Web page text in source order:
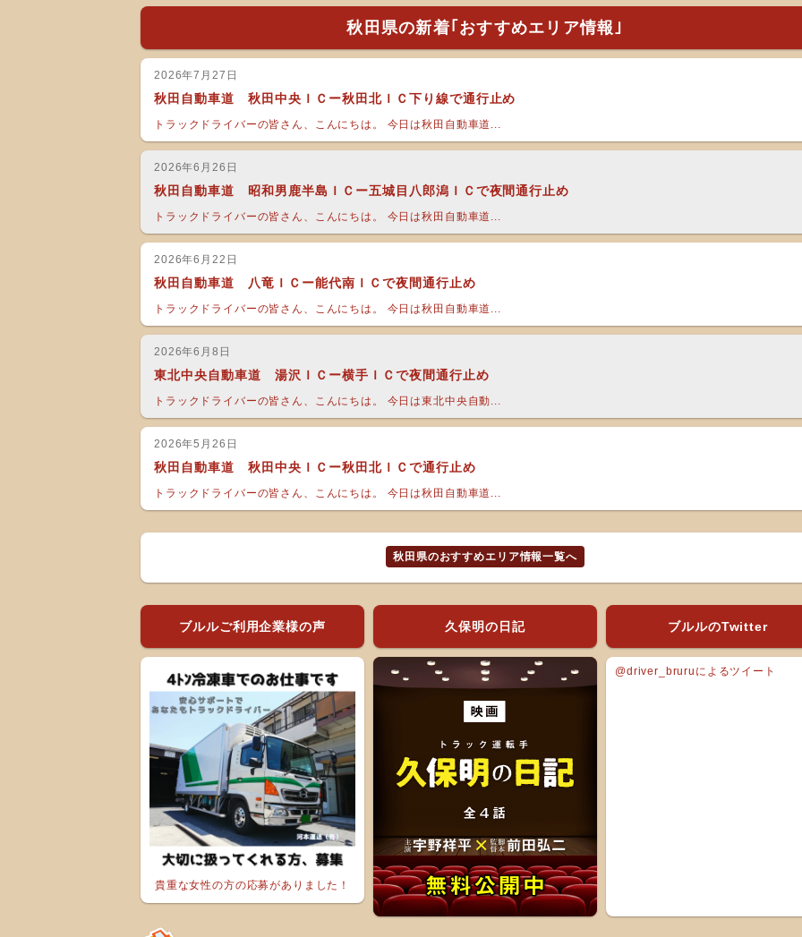
秋田県の新着｢おすすめエリア情報｣
2026年7月27日
秋田自動車道 秋田中央ＩＣー秋田北ＩＣ下り線で通行止め
トラックドライバーの皆さん、こんにちは。 今日は秋田自動車道...
2026年6月26日
秋田自動車道 昭和男鹿半島ＩＣー五城目八郎潟ＩＣで夜間通行止め
トラックドライバーの皆さん、こんにちは。 今日は秋田自動車道...
2026年6月22日
秋田自動車道 八竜ＩＣー能代南ＩＣで夜間通行止め
トラックドライバーの皆さん、こんにちは。 今日は秋田自動車道...
2026年6月8日
東北中央自動車道 湯沢ＩＣー横手ＩＣで夜間通行止め
トラックドライバーの皆さん、こんにちは。 今日は東北中央自動...
2026年5月26日
秋田自動車道 秋田中央ＩＣー秋田北ＩＣで通行止め
トラックドライバーの皆さん、こんにちは。 今日は秋田自動車道...
秋田県のおすすめエリア情報一覧へ
ブルルご利用企業様の声
貴重な女性の方の応募がありました！
久保明の日記 ブルルのTwitter
@driver_bruruによるツイート